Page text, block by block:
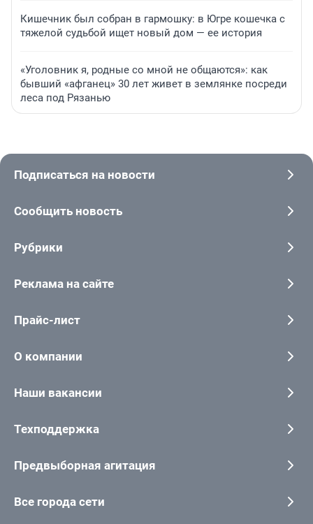
Кишечник был собран в гармошку: в Югре кошечка с
тяжелой судьбой ищет новый дом — ее история
«Уголовник я, родные со мной не общаются»: как
бывший «афганец» 30 лет живет в землянке посреди
леса под Рязанью
Подписаться на новости
Сообщить новость
Рубрики
Реклама на сайте
Прайс-лист
О компании
Наши вакансии
Техподдержка
Предвыборная агитация
Все города сети